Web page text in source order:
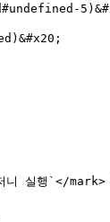
`</mark> 버